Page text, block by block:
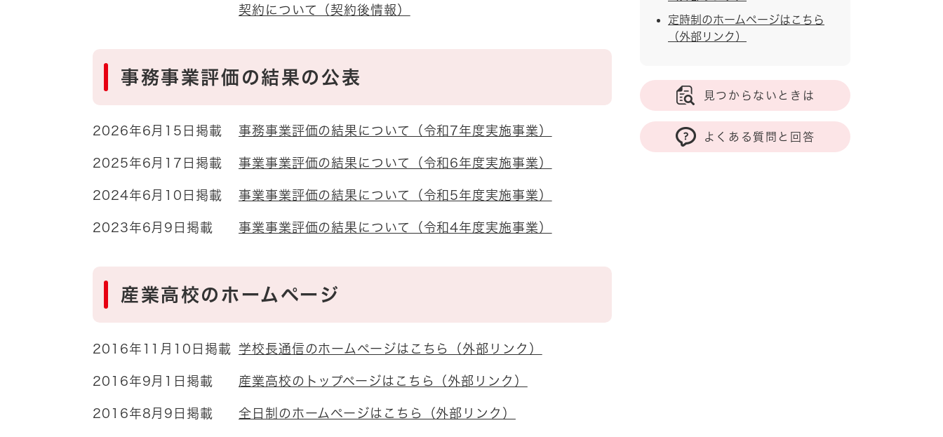
契約について（契約後情報）
事務事業評価の結果の公表
2026年6月15日掲載 事務事業評価の結果について（令和7年度実施事業）
2025年6月17日掲載 事業事業評価の結果について（令和6年度実施事業）
2024年6月10日掲載 事業事業評価の結果について（令和5年度実施事業）
2023年6月9日掲載 事業事業評価の結果について（令和4年度実施事業）
産業高校のホームページ
2016年11月10日掲載 学校長通信のホームページはこちら（外部リンク）
2016年9月1日掲載 産業高校のトップページはこちら（外部リンク）
2016年8月9日掲載 全日制のホームページはこちら（外部リンク）
定時制のホームページはこちら
（外部リンク）
見つからないときは
よくある質問と回答